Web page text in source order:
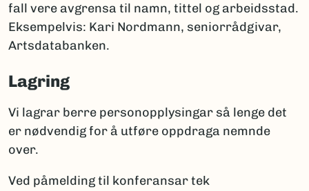
fall vere avgrensa til namn, tittel og arbeidsstad.
Eksempelvis: Kari Nordmann, seniorrådgivar,
Artsdatabanken.
Lagring
Vi lagrar berre personopplysingar så lenge det
er nødvendig for å utføre oppdraga nemnde
over.
Ved påmelding til konferansar tek